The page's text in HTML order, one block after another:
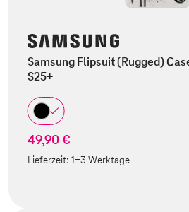
Samsung Flipsuit (Rugged)
S25+
49,90 €
Lieferzeit:1-3 Werktage